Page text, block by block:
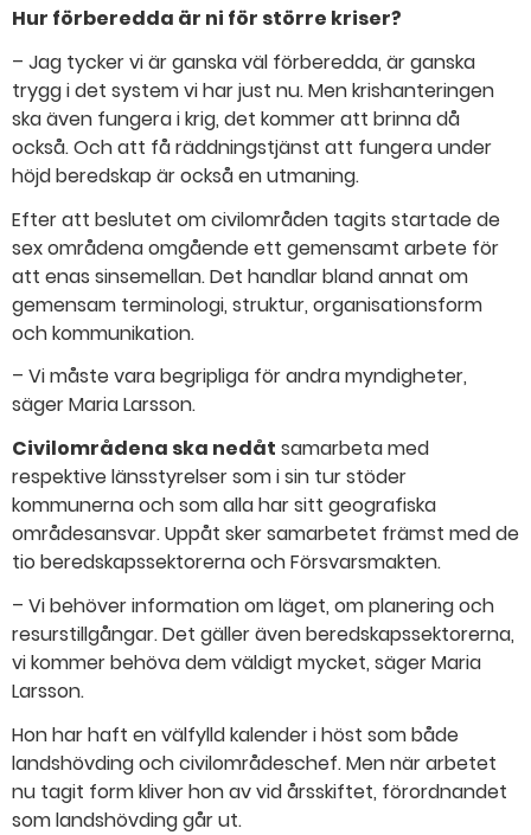
Hur förberedda är ni för större kriser?
– Jag tycker vi är ganska väl förberedda, är ganska
trygg i det system vi har just nu. Men krishanteringen
ska även fungera i krig, det kommer att brinna då
också. Och att få räddningstjänst att fungera under
höjd beredskap är också en utmaning.
Efter att beslutet om civilområden tagits startade de
sex områdena omgående ett gemensamt arbete för
att enas sinsemellan. Det handlar bland annat om
gemensam terminologi, struktur, organisationsform
och kommunikation.
– Vi måste vara begripliga för andra myndigheter,
säger Maria Larsson.
Civilområdena ska nedåt samarbeta med
respektive länsstyrelser som i sin tur stöder
kommunerna och som alla har sitt geografiska
områdesansvar. Uppåt sker samarbetet främst med de
tio beredskapssektorerna och Försvarsmakten.
– Vi behöver information om läget, om planering och
resurstillgångar. Det gäller även beredskapssektorerna,
vi kommer behöva dem väldigt mycket, säger Maria
Larsson.
Hon har haft en välfylld kalender i höst som både
landshövding och civilområdeschef. Men när arbetet
nu tagit form kliver hon av vid årsskiftet, förordnandet
som landshövding går ut.